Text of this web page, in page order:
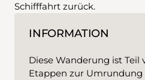
Schifffahrt zurück.
INFORMATION
Diese Wanderung ist Teil
Etappen zur Umrundung